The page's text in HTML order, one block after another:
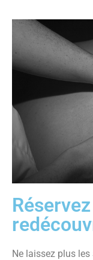
Ne laissez plus